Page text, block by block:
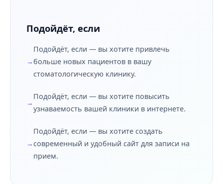
Подойдёт, если
Подойдёт, если — вы хотите привлечь
больше новых пациентов в вашу
стоматологическую клинику.
Подойдёт, если — вы хотите повысить
узнаваемость вашей клиники в интернете.
Подойдёт, если — вы хотите создать
современный и удобный сайт для записи на
прием.